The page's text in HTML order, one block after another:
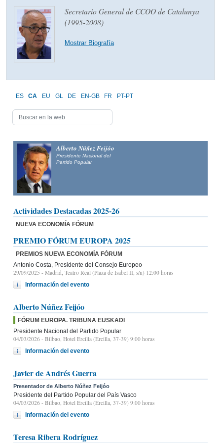
Secretario General de CCOO de Catalunya
(1995-2008)
Mostrar Biografía
ES CA EU GL DE EN-GB FR PT-PT
Alberto Núñez Feijóo
Presidente Nacional del
Partido Popular
Actividades Destacadas 2025-26
NUEVA ECONOMÍA FÓRUM
PREMIO FÓRUM EUROPA 2025
PREMIOS NUEVA ECONOMÍA FÓRUM
Antonio Costa, Presidente del Consejo Europeo
29/09/2025 - Madrid, Teatro Real (Plaza de Isabel II, s/n) 12:00 horas
Información del evento
Alberto Núñez Feijóo
FÓRUM EUROPA. TRIBUNA EUSKADI
Presidente Nacional del Partido Popular
04/03/2026 - Bilbao, Hotel Ercilla (Ercilla, 37-39) 9:00 horas
Información del evento
Javier de Andrés Guerra
Presentador de Alberto Núñez Feijóo
Presidente del Partido Popular del País Vasco
04/03/2026 - Bilbao, Hotel Ercilla (Ercilla, 37-39) 9:00 horas
Información del evento
Teresa Ribera Rodríguez